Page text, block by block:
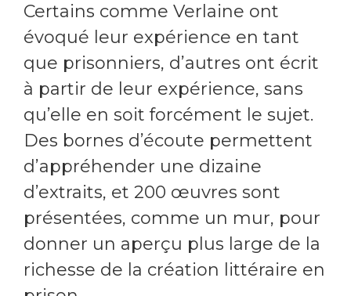
Certains comme Verlaine ont
évoqué leur expérience en tant
que prisonniers, d’autres ont écrit
à partir de leur expérience, sans
qu’elle en soit forcément le sujet.
Des bornes d’écoute permettent
d’appréhender une dizaine
d’extraits, et 200 œuvres sont
présentées, comme un mur, pour
donner un aperçu plus large de la
richesse de la création littéraire en